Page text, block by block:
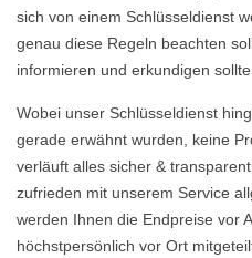
sich von einem Schlüsseldienst
genau diese Regeln beachten
informieren und erkundigen
Wobei unser Schlüsseldienst
gerade erwähnt wurden, keine
verläuft alles sicher &
zufrieden mit unserem Service
werden Ihnen die Endpreise vor
höchstpersönlich vor Ort